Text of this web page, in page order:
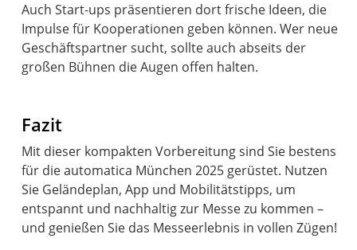
Auch Start-ups präsentieren dort frische Ideen, die
Impulse für Kooperationen geben können. Wer neue
Geschäftspartner sucht, sollte auch abseits der
großen Bühnen die Augen offen halten.
Fazit
Mit dieser kompakten Vorbereitung sind Sie bestens
für die automatica München 2025 gerüstet. Nutzen
Sie Geländeplan, App und Mobilitätstipps, um
entspannt und nachhaltig zur Messe zu kommen –
und genießen Sie das Messeerlebnis in vollen Zügen!